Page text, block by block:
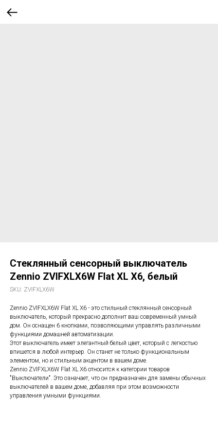
Стеклянный сенсорный выключатель
Zennio ZVIFXLX6W Flat XL X6, белый
SKU: ZVIFXLX6W
Zennio ZVIFXLX6W Flat XL X6 - это стильный стеклянный сенсорный
выключатель, который прекрасно дополнит ваш современный умный
дом. Он оснащен 6 кнопками, позволяющими управлять различными
функциями домашней автоматизации.
Этот выключатель имеет элегантный белый цвет, который с легкостью
впишется в любой интерьер. Он станет не только функциональным
элементом, но и стильным акцентом в вашем доме.
Zennio ZVIFXLX6W Flat XL X6 относится к категории товаров
"Выключатели". Это означает, что он предназначен для замены обычных
выключателей в вашем доме, добавляя при этом возможности
управления умными функциями.